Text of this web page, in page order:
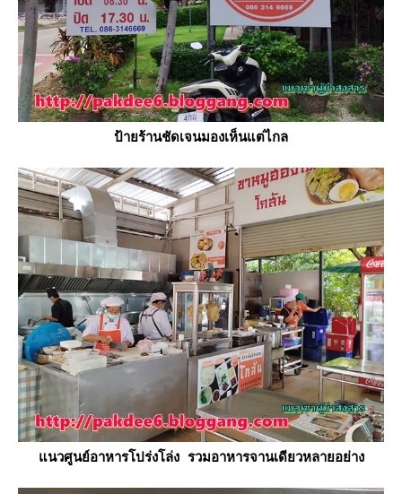
ป้ายร้านชัดเจนมองเห็นแต่ไกล
นวศูนย์อาหารโปร่งโล่ง รวมอาหารจานเดียวหลายอย่าง